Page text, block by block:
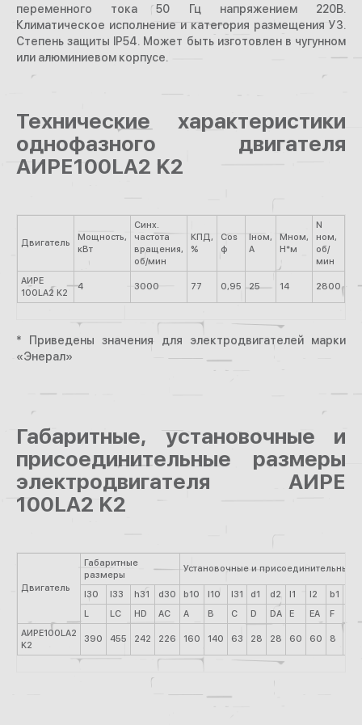
переменного тока 50 Гц напряжением 220В.
Климатическое исполнение и категория размещения У3.
Степень защиты IP54. Может быть изготовлен в чугунном
или алюминиевом корпусе.
Технические характеристики
однофазного двигателя
АИРЕ100LA2 K2
Двигатель
Мощность,
кВт
Синх.
частота
вращения,
об/мин
КПД,
%
Cos
φ
Iном,
А
Mном,
Н*м
N
ном,
об/
мин
АИРЕ
100LA2 K2
4 3000 77 0,95 25 14 2800 1,6
* Приведены значения для электродвигателей марки
«Энерал»
Габаритные, установочные и
присоединительные размеры
электродвигателя АИРЕ
100LA2 K2
Двигатель
Габаритные
размеры
Установочные и присоединительные
l30 l33 h31 d30 b10 l10 l31 d1 d2 l1 l2 b1
L
LC HD AC A B C D DА E ЕА F
АИРЕ100LA2
K2
390 455 242 226 160 140 63 28 28 60 60 8